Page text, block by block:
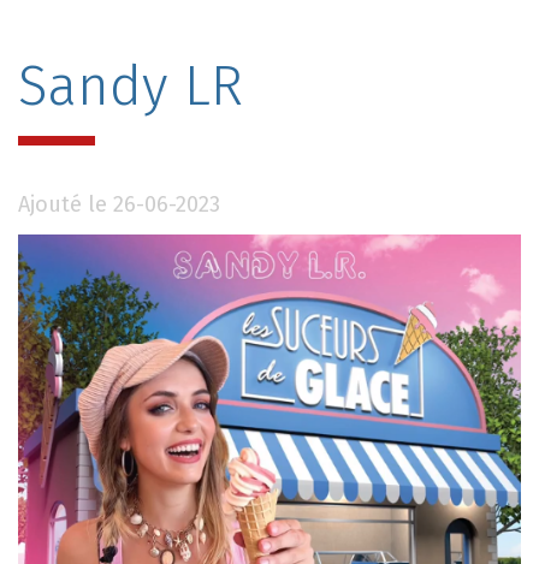
Sandy LR
Ajouté le 26-06-2023